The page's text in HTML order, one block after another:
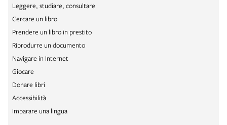
Leggere, studiare, consultare
Cercare un libro
Prendere un libro in prestito
Riprodurre un documento
Navigare in Internet
Giocare
Donare libri
Accessibilità
Imparare una lingua